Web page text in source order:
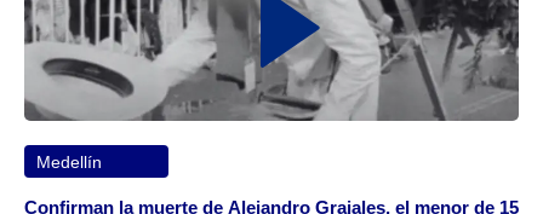
Medellín
Confirman la muerte de Alejandro Grajales, el menor de 15